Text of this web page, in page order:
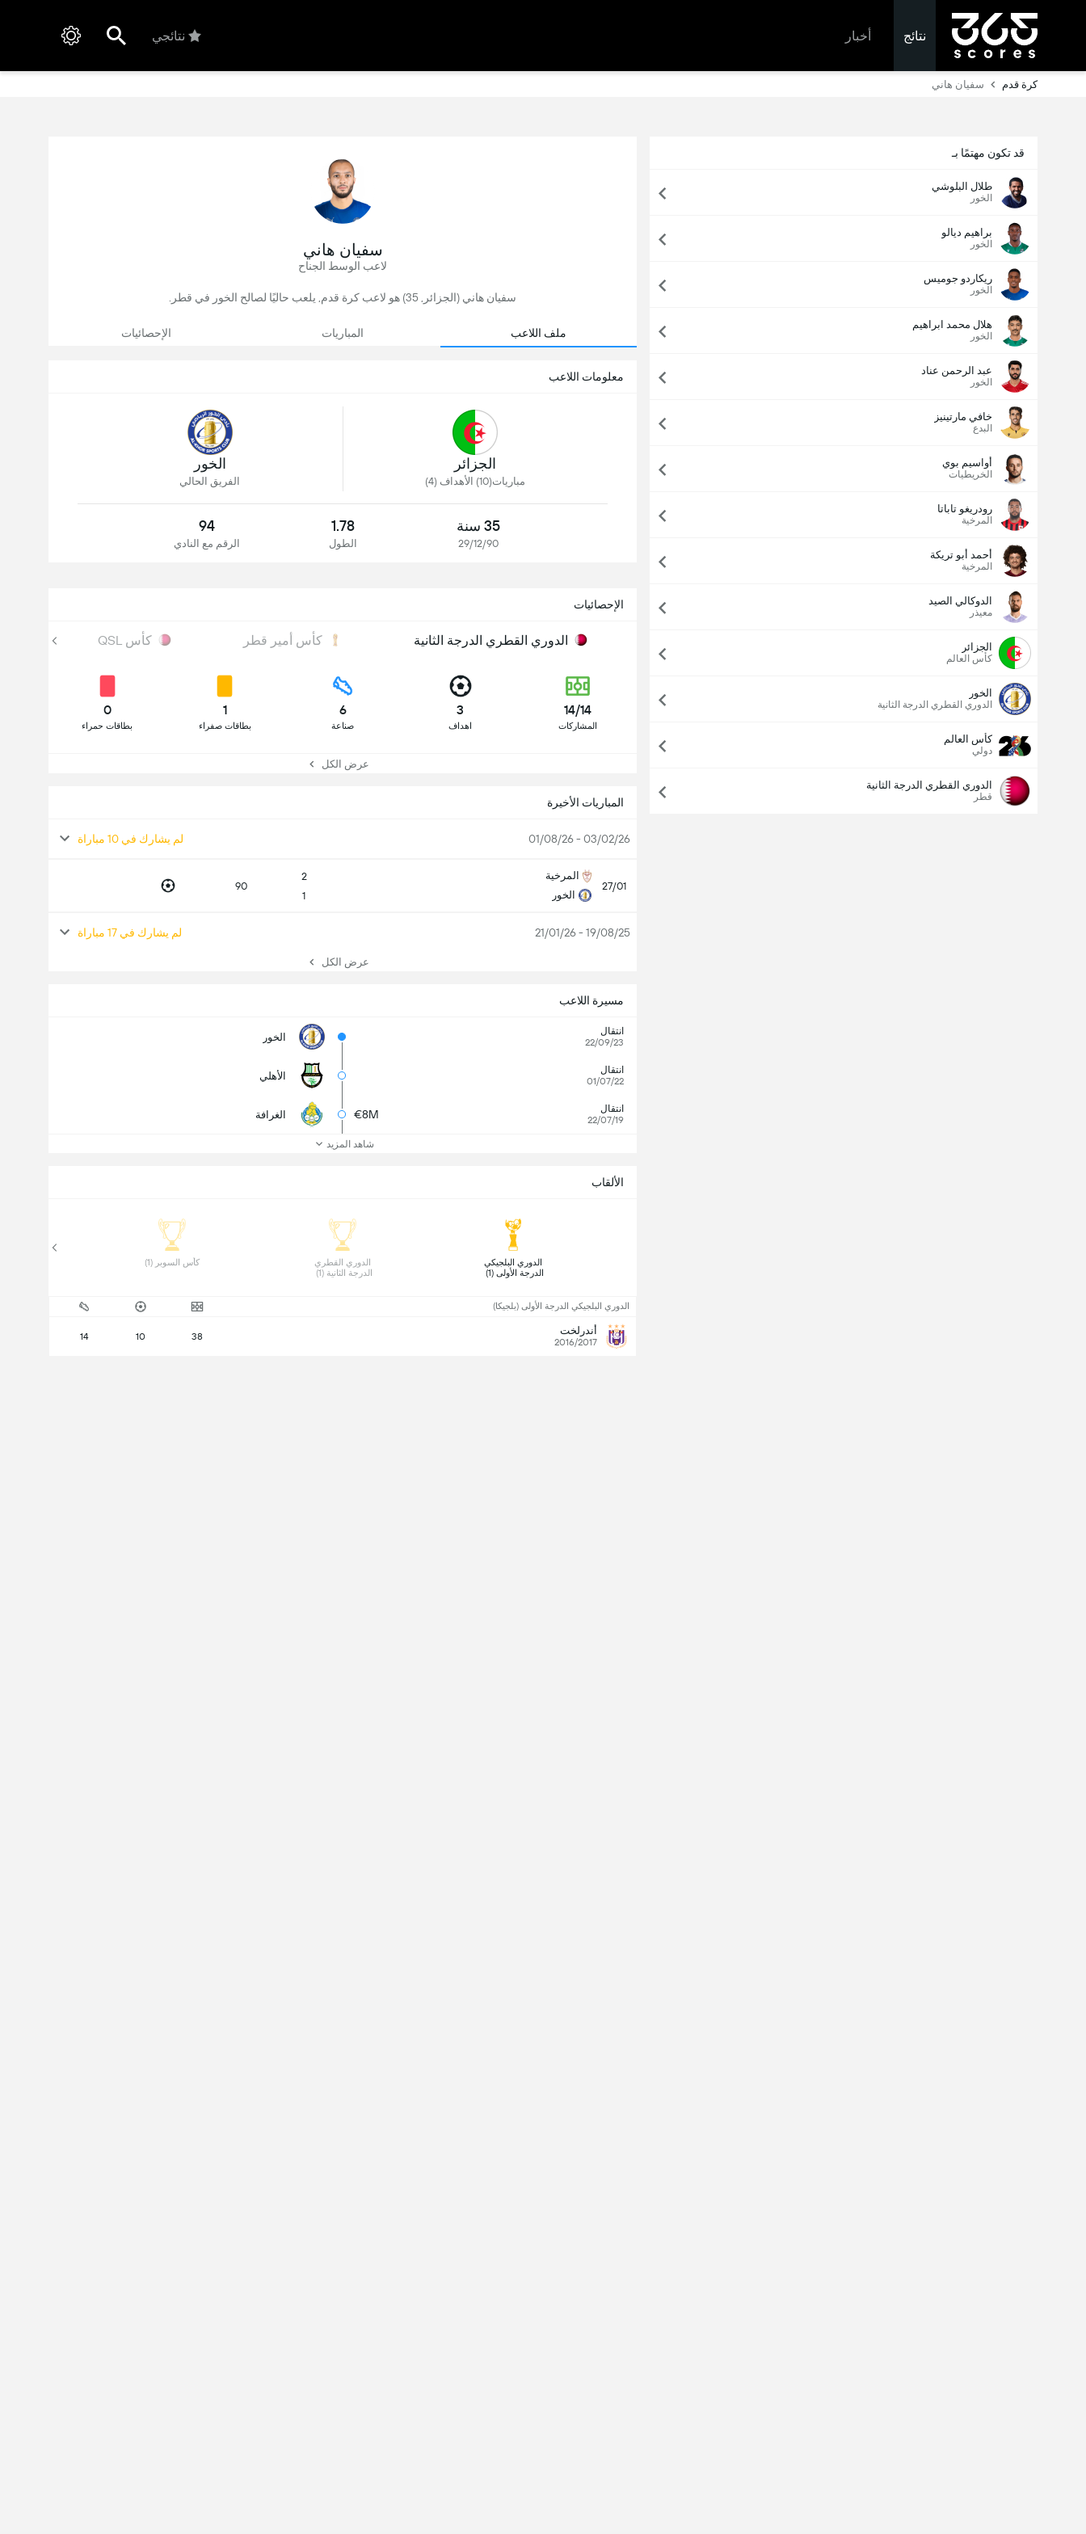
نتائج أخبار نتائجي
كرة قدم سفيان هاني
قد تكون مهتمًا بـ
طلال البلوشي
الخور
براهيم ديالو
الخور
ريكاردو جوميس
الخور
هلال محمد ابراهيم
الخور
عبد الرحمن عناد
الخور
خافي مارتينيز
البدع
أواسيم بوي
الخريطيات
رودريغو تاباتا
المرخية
أحمد أبو تريكة
المرخية
الدوكالي الصيد
معيذر
الجزائر
كأس العالم
الخور
الدوري القطري الدرجة الثانية
كأس العالم
دولي
الدوري القطري الدرجة الثانية
قطر
سفيان هاني
لاعب الوسط الجناح
سفيان هاني (الجزائر, 35) هو لاعب كرة قدم, يلعب حاليًا لصالح الخور في قطر.
ملف اللاعب المباريات الإحصائيات
معلومات اللاعب
الجزائر
مباريات(10) الأهداف (4)
الخور
الفريق الحالي
35 سنة
29/12/90
1.78
الطول
94
الرقم مع النادي
الإحصائيات
الدوري القطري الدرجة الثانية كأس أمير قطر كأس QSL
14/14
المشاركات
3
اهداف
6
صناعة
1
بطاقات صفراء
0
بطاقات حمراء
عرض الكل
المباريات الأخيرة
03/02/26 - 01/08/26 لم يشارك في 10 مباراة
27/01
المرخية
الخور
2
1
90
19/08/25 - 21/01/26 لم يشارك في 17 مباراة
عرض الكل
مسيرة اللاعب
انتقال
22/09/23
الخور
انتقال
01/07/22
الأهلي
انتقال
22/07/19
€8M الغرافة
شاهد المزيد
الألقاب
الدوري البلجيكي
الدرجة الأولى (1)
الدوري القطري
الدرجة الثانية (1)
كأس السوبر (1)
الدوري البلجيكي الدرجة الأولى (بلجيكا)
أندرلخت
2016/2017
38
10
14